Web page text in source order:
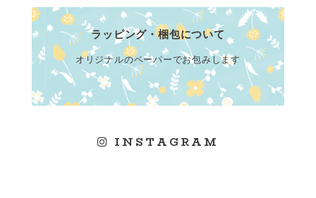
ラッピング・梱包について
オリジナルのペーパーでお包みします
INSTAGRAM